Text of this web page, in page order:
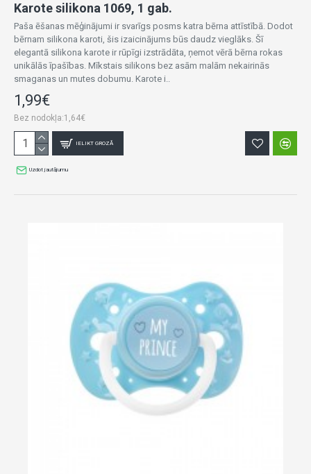
Karote silikona 1069, 1 gab.
Paša ēšanas mēģinājumi ir svarīgs posms katra bērna attīstībā. Dodot
bērnam silikona karoti, šis izaicinājums būs daudz vieglāks. Šī
elegantā silikona karote ir rūpīgi izstrādāta, ņemot vērā bērna rokas
unikālās īpašības. Mīkstais silikons bez asām malām nekairinās
smaganas un mutes dobumu. Karote i..
1,99€
Bez nodokļa:1,64€
IELIKT GROZĀ
Uzdot jautājumu